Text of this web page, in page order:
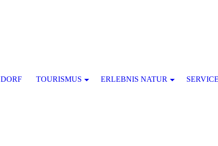
TOURISMUS ERLEBNIS NATUR